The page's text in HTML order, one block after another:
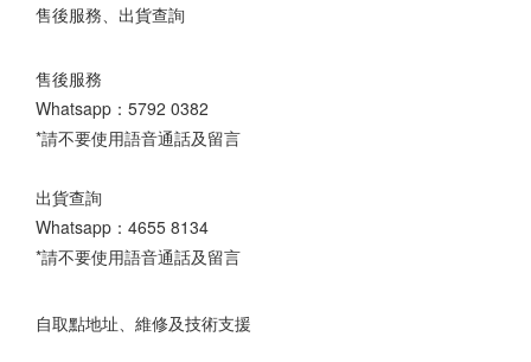
售後服務、出貨查詢
售後服務
Whatsapp： 5792 0382
*請不要使用語音通話及留言
出貨查詢
Whatsapp： 4655 8134
*請不要使用語音通話及留言
自取點地址、維修及技術支援